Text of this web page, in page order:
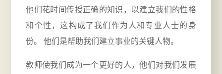
他们花时间传授正确的知识，以建立我们的性格
和个性，这构成了我们作为人和专业人士的身
份。 他们是帮助我们建立事业的关键人物。
教师使我们成为一个更好的人，他们对我们发展